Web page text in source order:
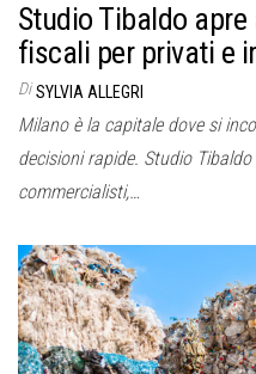
Studio Tibaldo
fiscali per privati e
Di SYLVIA ALLEGRI
Milano è la capitale dove si
decisioni rapide. Studio
commercialisti,…